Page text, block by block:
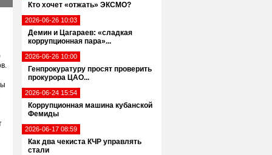
Кто хочет «отжать» ЭКСМО?
2026-06-26 10:03
Демин и Цагараев: «сладкая
коррупционная пара»...
2026-06-26 10:00
Генпрокуратуру просят проверить
прокурора ЦАО...
2026-06-24 15:54
Коррупционная машина кубанской
Фемиды
2026-06-17 08:59
Как два чекиста КЧР управлять
стали